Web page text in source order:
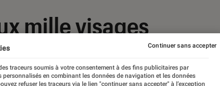
mille visages
traceurs soumis à votre consentement à des fins publicitaires par
en combinant les données de navigation et les données
refuser les traceurs via le lien "continuer sans accepter" à l’exception
Continuer sans accepter